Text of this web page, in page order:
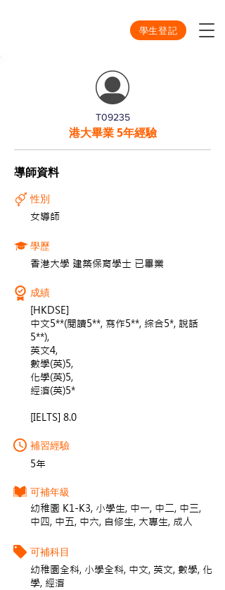
學生登記
T09235
港大畢業 5年經驗
導師資料
性別
女導師
學歷
香港大學 建築保育學士 已畢業
成績
[HKDSE]
中文5**(閱讀5**, 寫作5**, 綜合5*, 說話
5**),
英文4,
數學(英)5,
化學(英)5,
經濟(英)5*
[IELTS] 8.0
補習經驗
5年
可補年級
幼稚園 K1-K3, 小學生, 中一, 中二, 中三,
中四, 中五, 中六, 自修生, 大專生, 成人
可補科目
幼稚園全科, 小學全科, 中文, 英文, 數學, 化
學, 經濟